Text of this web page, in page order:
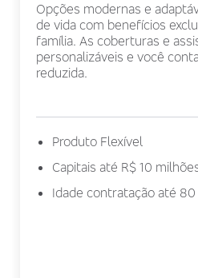
Opções modernas e
de vida com benefícios
família. As coberturas e
personalizáveis e você
reduzida.
Produto Flexível
Capitais até R$ 10
Idade contratação até 80